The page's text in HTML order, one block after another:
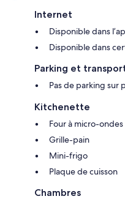
Internet
Disponible dans
Disponible dans
Parking et
Pas de parking sur
Kitchenette
Four à micro-ondes
Grille-pain
Mini-frigo
Plaque de cuisson
Chambres